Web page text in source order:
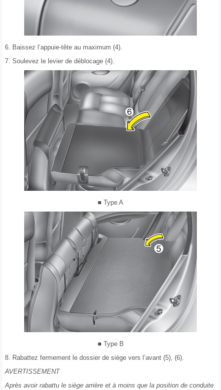
6. Baissez l’appuie-tête au maximum (4).
7. Soulevez le levier de déblocage (4).
■ Type A
■ Type B
8. Rabattez fermement le dossier de siège vers l’avant (5), (6).
AVERTISSEMENT
Après avoir rabattu le siège arrière et à moins que la position de conduite